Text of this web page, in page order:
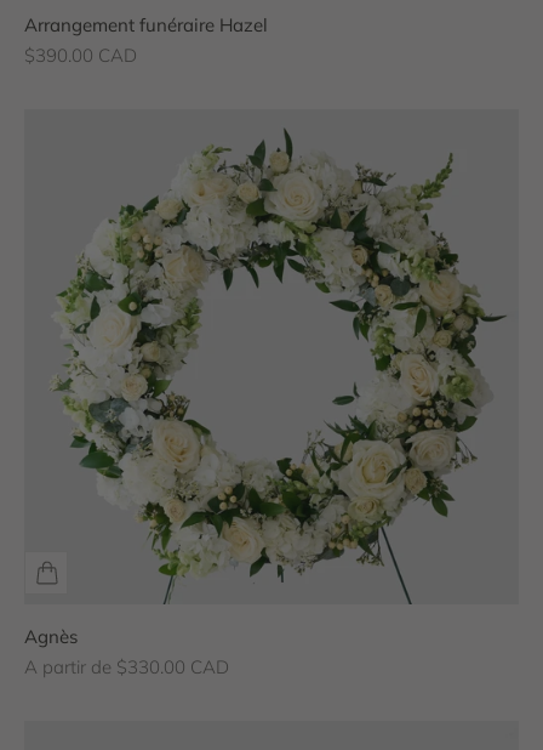
Arrangement funéraire Hazel
Prix de vente
$390.00 CAD
Agnès
Prix de vente
A partir de $330.00 CAD